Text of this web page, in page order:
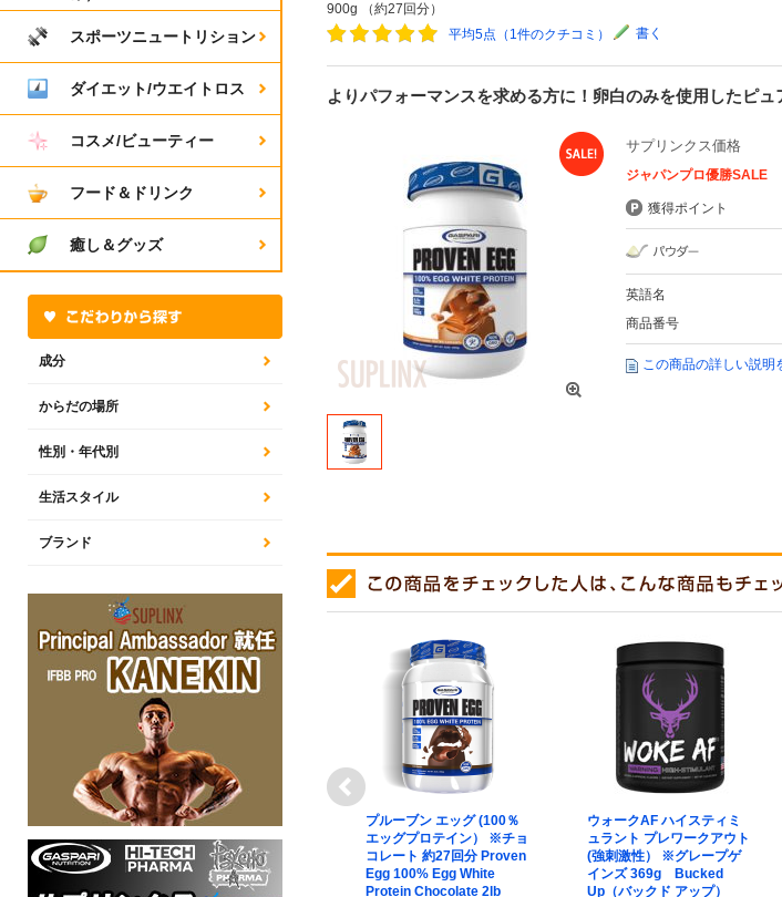
900g （約27回分）
平均5点（1件のクチコミ）
書く
よりパフォーマンスを求める方に！卵白のみを使用したピュ
サプリンクス価格
ジャパンプロ優勝SALE
獲得ポイント
英語名
商品番号
この商品の詳しい説明
型プロテイ
ーミルクシ
6 2.27kg
☆【お試し版】【賞味期限
2026年9月】スーパーパン
プアグレッション グリズリ
ーグミ 9g Superpump
Aggression Preworkout
プルーブン エッグ (100％
エッグプロテイン） ※チョ
コレート 約27回分 Proven
Egg 100% Egg White
Protein Chocolate 2lb
ウォークAF ハイスティミ
ュラント プレワークアウト
(強刺激性） ※グレープゲ
インズ 369g Bucked
Up（バックド アップ）
next
スポーツニュートリション
ダイエット/ウエイトロス
コスメ/ビューティー
フード＆ドリンク
癒し＆グッズ
成分
からだの場所
性別・年代別
生活スタイル
ブランド